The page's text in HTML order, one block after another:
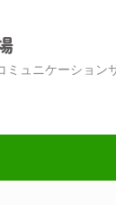
ミュニケーション